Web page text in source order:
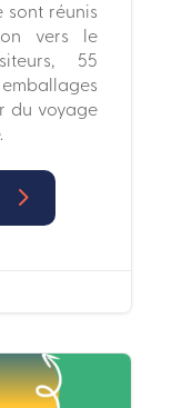
sont réunis
vers le
55
emballages
du voyage